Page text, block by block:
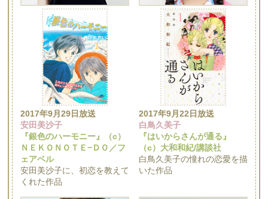
2017年9月29日放送
安田美沙子
『銀色のハーモニー』（c）
ＮＥＫＯＮＯＴＥ−ＤＯ／フ
ェアベル
安田美沙子に、初恋を教えて
くれた作品
2017年9月22日放送
白鳥久美子
『はいからさんが通る』
（c）大和和紀/講談社
白鳥久美子の憧れの恋愛を描
いた作品